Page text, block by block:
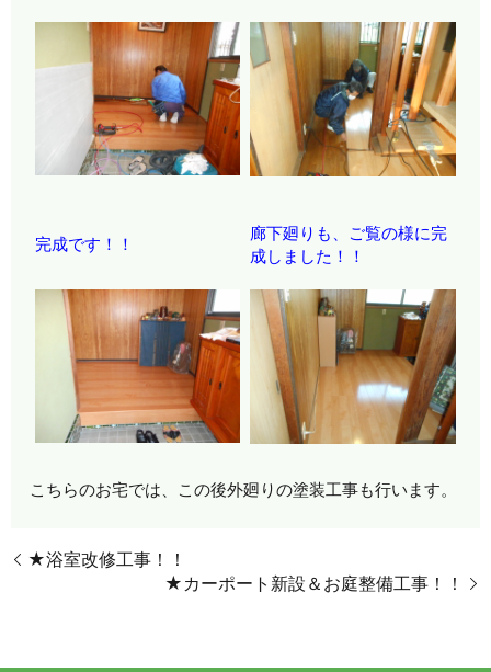
完成です！！
廊下廻りも、ご覧の様に完
成しました！！
こちらのお宅では、この後外廻りの塗装工事も行います。
★浴室改修工事！！
★カーポート新設＆お庭整備工事！！